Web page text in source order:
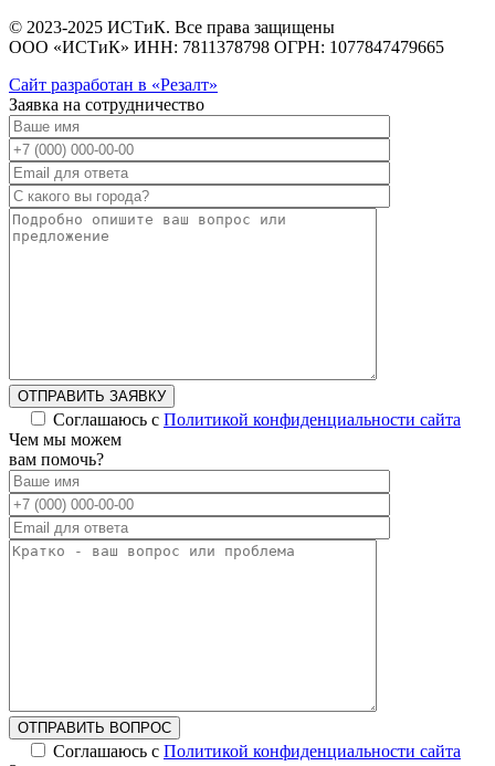
© 2023-2025 ИСТиК. Все права защищены
ООО «ИСТиК» ИНН: 7811378798 ОГРН: 1077847479665
Сайт разработан в «Резалт»
Заявка на сотрудничество
ОТПРАВИТЬ ЗАЯВКУ
Соглашаюсь с Политикой конфиденциальности сайта
Alternative:
Чем мы можем
вам помочь?
ОТПРАВИТЬ ВОПРОС
Соглашаюсь с Политикой конфиденциальности сайта